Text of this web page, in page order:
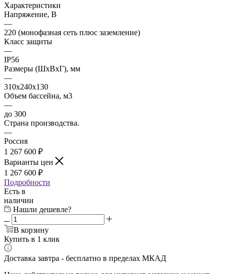
Характеристики
Напряжение, В
—
220 (монофазная сеть плюс заземление)
Класс защиты
—
IP56
Размеры (ШxВxГ), мм
—
310x240x130
Объем бассейна, м3
—
до 300
Страна производства.
—
Россия
1 267 600 ₽
Варианты цен
1 267 600 ₽
Подробности
Есть в
наличии
Нашли дешевле?
В корзину
Купить в 1 клик
Доставка завтра - бесплатно в пределах МКАД